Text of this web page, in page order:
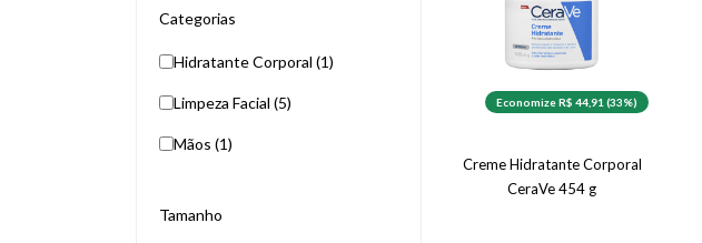
Categorias
Hidratante Corporal (1)
Limpeza Facial (5)
Mãos (1)
Tamanho
Economize R$ 44,91 (33%)
Creme Hidratante Corporal
CeraVe 454 g